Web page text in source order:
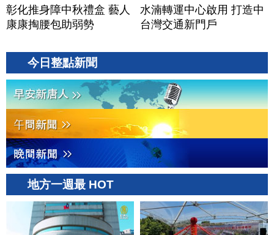
彰化推身障中秋禮盒 藝人
康康掏腰包助弱勢
水湳轉運中心啟用 打造中
台灣交通新門戶
今日整點新聞
地方一週最 HOT